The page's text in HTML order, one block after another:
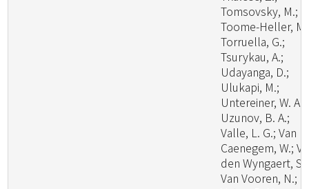
Tomsovsky, M.;
Toome-Heller,
Torruella, G.;
Tsurykau, A.;
Udayanga, D.;
Ulukapi, M.;
Untereiner, W. A.;
Uzunov, B. A.;
Valle, L. G.; Van
Caenegem, W.;
den Wyngaert, S.;
Van Vooren, N.;